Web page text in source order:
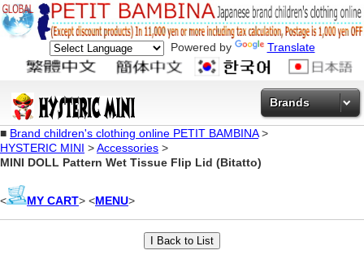
Powered by Translate
Brands
■ Brand children's clothing online PETIT BAMBINA>
HYSTERIC MINI >Accessories >
MINI DOLL Pattern Wet Tissue Flip Lid (Bitatto)
< MY CART> <MENU>